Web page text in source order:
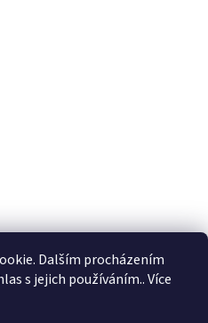
Dalším procházením
s jejich používáním.. Více